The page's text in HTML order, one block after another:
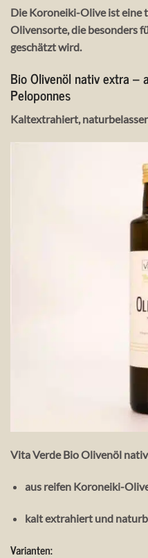
Die Koroneiki-Olive ist eine
Olivensorte, die besonders
geschätzt wird.
Bio Olivenöl nativ extra –
Peloponnes
Kaltextrahiert,
Vita Verde Bio Olivenöl
aus reifen Koroneiki-
kalt extrahiert und
Varianten: